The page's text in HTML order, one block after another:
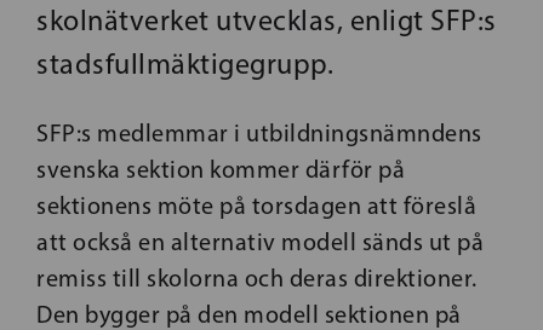
skolnätverket utvecklas, enligt SFP:s
stadsfullmäktigegrupp.
SFP:s medlemmar i utbildningsnämndens
svenska sektion kommer därför på
sektionens möte på torsdagen att föreslå
att också en alternativ modell sänds ut på
remiss till skolorna och deras direktioner.
Den bygger på den modell sektionen på